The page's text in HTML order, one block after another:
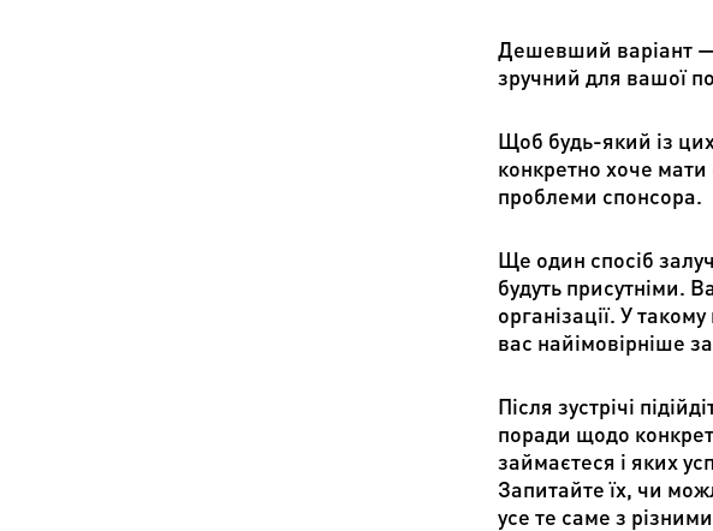
Дешевший варіант —
зручний для вашої
Щоб будь-який із
конкретно хоче
проблеми спонсора.
Ще один спосіб
будуть присутніми.
організації. У
вас найімовірніше
Після зустрічі
поради щодо
займаєтеся і яких
Запитайте їх, чи
усе те саме з